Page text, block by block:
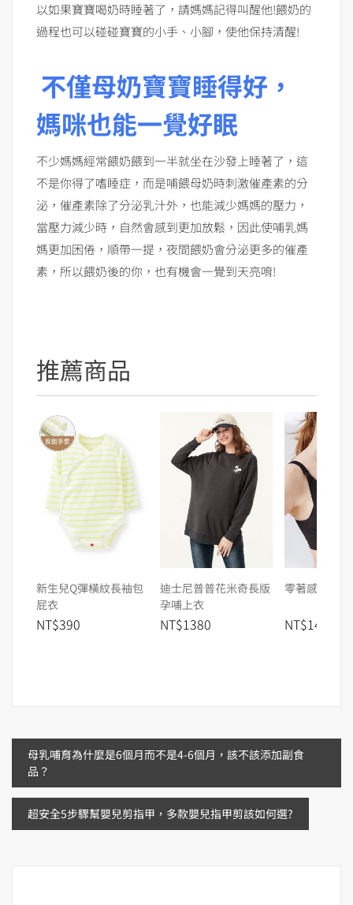
以如果寶寶喝奶時睡著了，請媽媽記得叫醒他!餵奶的
過程也可以碰碰寶寶的小手、小腳，使他保持清醒!
不僅母奶寶寶睡得好，
媽咪也能一覺好眠
不少媽媽經常餵奶餵到一半就坐在沙發上睡著了，這
不是你得了嗜睡症，而是哺餵母奶時刺激催產素的分
泌，催產素除了分泌乳汁外，也能減少媽媽的壓力，
當壓力減少時，自然會感到更加放鬆，因此使哺乳媽
媽更加困倦，順帶一提，夜間餵奶會分泌更多的催產
素，所以餵奶後的你，也有機會一覺到天亮唷!
推薦商品
新生兒Q彈橫紋長袖包
屁衣
NT$390
迪士尼普普花米奇長版
孕哺上衣
NT$1380
零著感無痕
NT$1480
文
章
導
母乳哺育為什麼是6個月而不是4-6個月，該不該添加副食
品？
超安全5步驟幫嬰兒剪指甲，多款嬰兒指甲剪該如何選?